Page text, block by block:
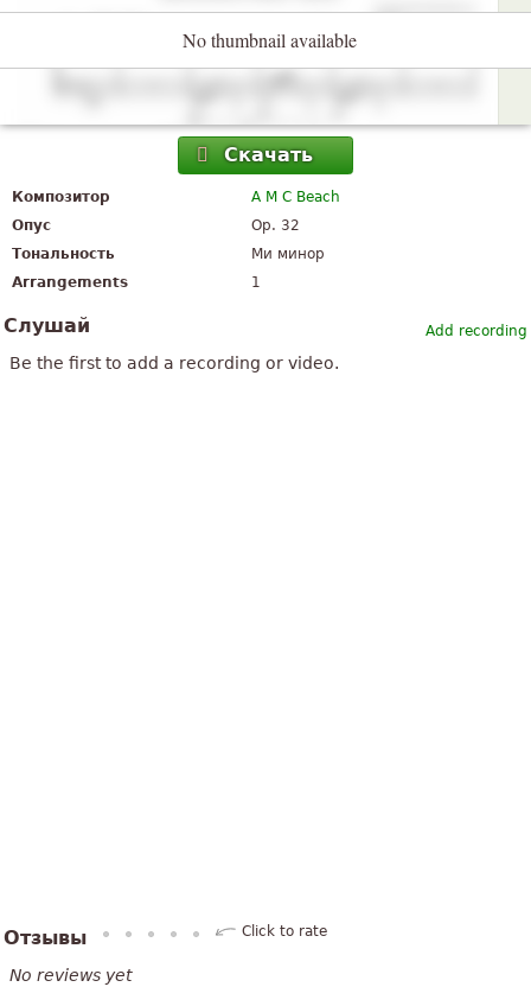
No thumbnail available
Скачать
Композитор
A M C Beach
Опус
Op. 32
Тональность
Ми минор
Arrangements
1
Add recording
Слушай
Be the first to add a recording or video.
Отзывы Click to rate
No reviews yet